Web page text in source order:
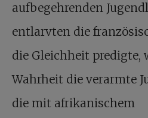
aufbegehrenden
entlarvten die
die Gleichheit predigte,
Wahrheit die verarmte
die mit afrikanischem